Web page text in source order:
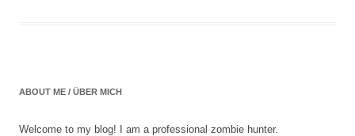
ABOUT ME / ÜBER MICH
Welcome to my blog! I am a professional zombie hunter.